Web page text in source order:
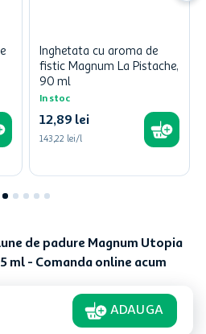
Inghetata cu aroma de
fistic Magnum La Pistache,
90 ml
In stoc
12,89 lei
143,22 lei/l
de padure Magnum Utopia
ml - Comanda online acum
ADAUGA